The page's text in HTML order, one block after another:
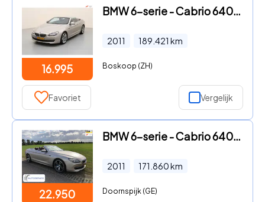
16.995
BMW 6-serie - Cabrio 640i High Executive DEALER OND. NL-AUTO NAP
2011 189.421 km
Boskoop (ZH)
Favoriet Vergelijk
22.950
BMW 6-serie - Cabrio 640i High Executive
2011 171.860km
Doornspijk (GE)